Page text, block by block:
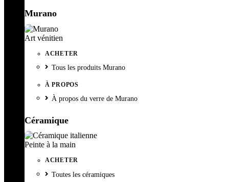
Murano
Art vénitien
ACHETER
Tous les produits Murano
À PROPOS
À propos du verre de Murano
Céramique
Peinte à la main
ACHETER
Toutes les céramiques